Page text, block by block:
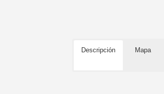
Descripción Mapa